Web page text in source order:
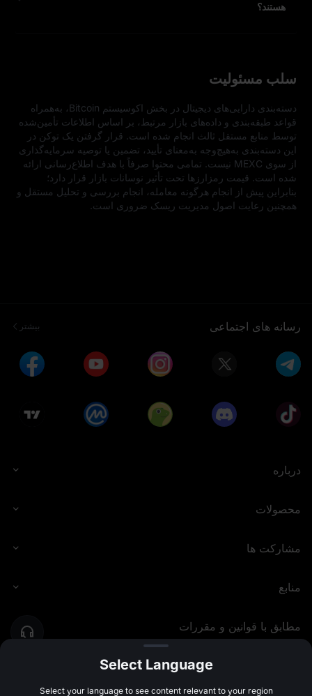
هستند؟
سلب مسئولیت
همچنین رعایت اصول مدیریت ریسک ضروری است.
رسانه های اجتماعی بیشتر
درباره
محصولات
مشارکت ها
منابع
مطابق با قوانین و مقررات
©
2026
MEXC.COM
Select Language
Select your language to see content relevant to your region